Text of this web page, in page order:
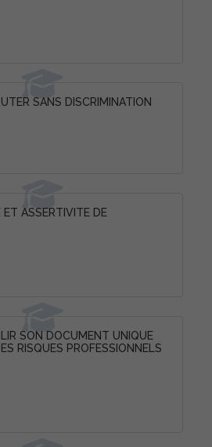
SANS DISCRIMINATION
ET ASSERTIVITE DE
SON DOCUMENT UNIQUE
RISQUES PROFESSIONNELS